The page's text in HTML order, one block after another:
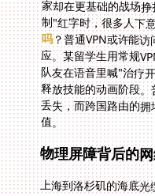
制"红字时，很多人下
吗？普通VPN或许能
应。某留学生用常规
队友在语音里喊"治
释放技能的动画阶段
丢失，而跨国路由的
值。
物理屏障背后的
上海到洛杉矶的海底
十几个中转节点时，
速。更致命的是运营
先级数据——偏偏游戏